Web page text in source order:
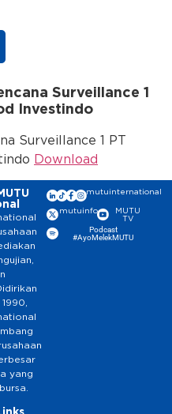
Surveillance 1
Investindo
Surveillance 1 PT
Download
yang
mutuinternational
mutuinfo
MUTU
TV
Podcast
#AyoMelekMUTU